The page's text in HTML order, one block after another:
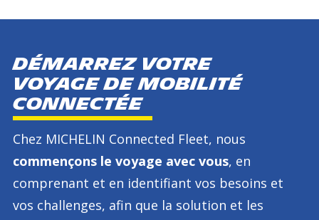
DÉMARREZ votre
voyage de mobilité
connectée
Chez MICHELIN Connected Fleet, nous
commençons le voyage avec vous, en
comprenant et en identifiant vos besoins et
vos challenges, afin que la solution et les